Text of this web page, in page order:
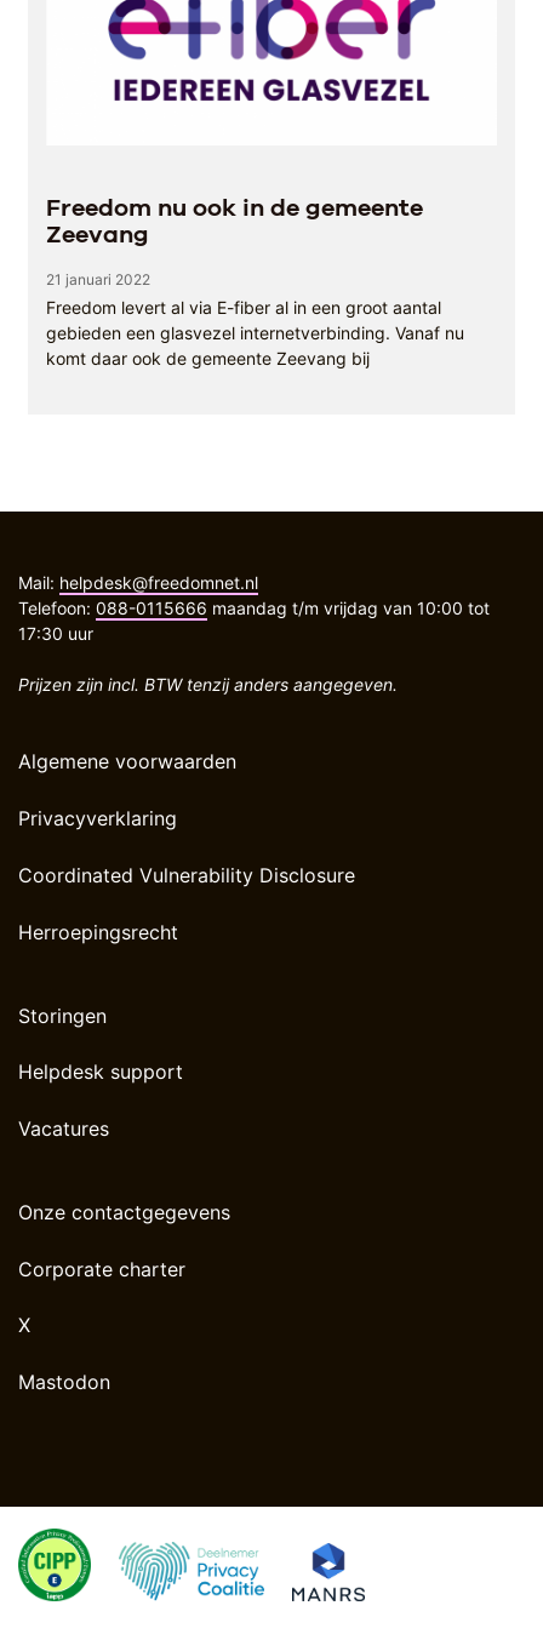
Freedom nu ook in de gemeente
Zeevang
21 januari 2022
Freedom levert al via E-fiber al in een groot aantal
gebieden een glasvezel internetverbinding. Vanaf nu
komt daar ook de gemeente Zeevang bij
Mail: helpdesk@freedomnet.nl
Telefoon: 088-0115666 maandag t/m vrijdag van 10:00 tot
17:30 uur
Prijzen zijn incl. BTW tenzij anders aangegeven.
Algemene voorwaarden
Privacyverklaring
Coordinated Vulnerability Disclosure
Herroepingsrecht
Storingen
Helpdesk support
Vacatures
Onze contactgegevens
Corporate charter
X
Mastodon